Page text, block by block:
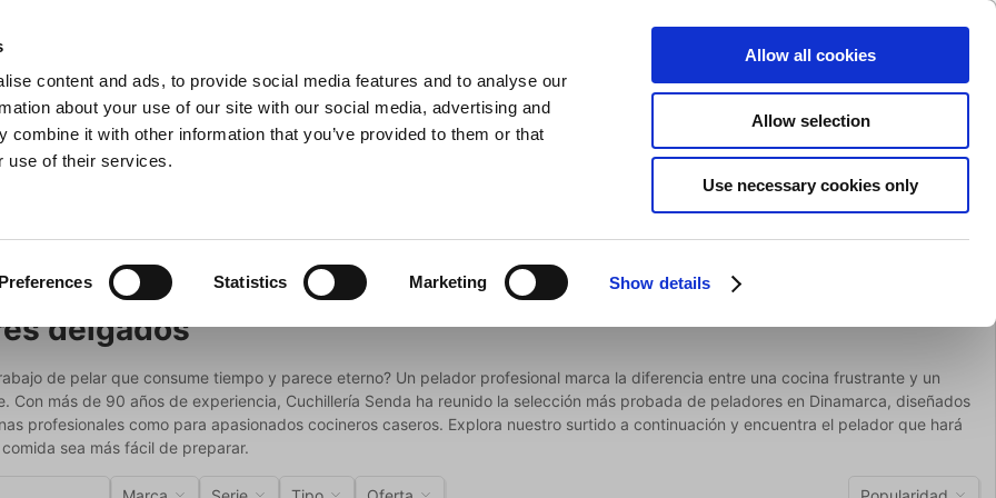
content and ads, to provide social media features and to analyse our
about your use of our site with our social media, advertising and
combine it with other information that you’ve provided to them or that
use of their services.
Preferences Statistics Marketing Show details
Allow all cookies
Allow selection
Use necessary cookies only
Buscar
ENTRAR
Carrito de compras (0)
Ollas y sartenes Para la mesa Marca
Oferta
delgados
de pelar que consume tiempo y parece eterno? Un pelador profesional marca la diferencia entre una cocina frustrante y un
Con más de 90 años de experiencia, Cuchillería Senda ha reunido la selección más probada de peladores en Dinamarca, diseñados
profesionales como para apasionados cocineros caseros. Explora nuestro surtido a continuación y encuentra el pelador que hará
sea más fácil de preparar.